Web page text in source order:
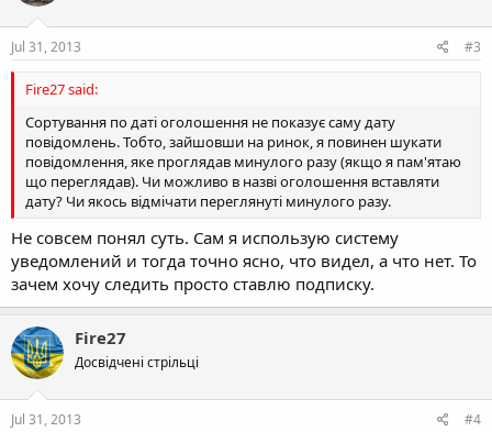
Jul 31, 2013 #3
Fire27 said:
Сортування по даті оголошення не показує саму дату
повідомлень. Тобто, зайшовши на ринок, я повинен шукати
повідомлення, яке проглядав минулого разу (якщо я пам'ятаю
що переглядав). Чи можливо в назві оголошення вставляти
дату? Чи якось відмічати переглянуті минулого разу.
Не совсем понял суть. Сам я использую систему
уведомлений и тогда точно ясно, что видел, а что нет. То
зачем хочу следить просто ставлю подписку.
Fire27
Досвідчені стрільці
Jul 31, 2013 #4